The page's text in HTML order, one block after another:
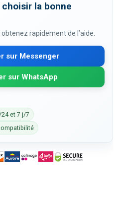
choisir la bonne
rapidement de l’aide.
sur Messenger
sur WhatsApp
et 7 j/7